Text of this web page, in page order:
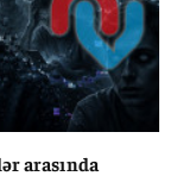
arasında